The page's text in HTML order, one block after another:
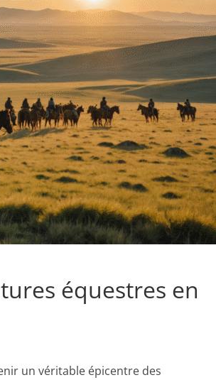
équestres en
un véritable épicentre des